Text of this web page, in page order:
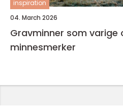
inspiration
04. March 2026
Gravminner som varige
minnesmerker